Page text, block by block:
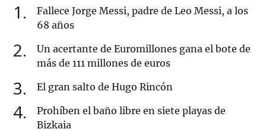
1
Fallece Jorge Messi, padre de Leo Messi, a los
68 años
2
Un acertante de Euromillones gana el bote de
más de 111 millones de euros
3 El gran salto de Hugo Rincón
4
Prohíben el baño libre en siete playas de
Bizkaia